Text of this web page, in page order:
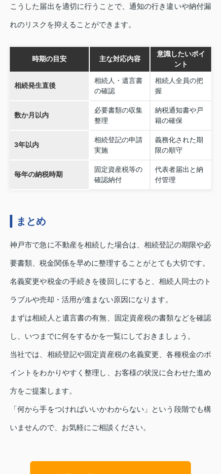
こうした届出を適切に行うことで、通知の行き違いや納付漏
れのリスクを抑えることができます。
時期の目安 主な対応内容
意識したいポイ
ント
相続発生直後
相続人・遺言書
の確認
相続人全員の把
握
数か月以内
必要書類の収集
整理
納税通知書や戸
籍の確保
3年以内
相続登記の申請
実施
義務化された期
限の順守
毎年の納税時期
固定資産税等の
確認納付
代表者届出と納
付管理
まとめ
神戸市で急に不動産を相続した場合は、相続登記の期限や必
要書類、税金関係を早めに整理することがとても大切です。
名義変更や税金の手続きを後回しにすると、相続人同士のト
ラブルや売却・活用が進まない原因になります。
まずは相続人と遺言書の有無、固定資産税の書類などを確認
し、いつまでに何をするかを一覧にしておきましょう。
当社では、相続登記や固定資産税の名義変更、各種税金のポ
イントをわかりやすく整理し、お客様の状況に合わせた進め
方をご提案します。
「何から手をつければいいかわからない」という段階でも構
いませんので、お気軽にご相談ください。